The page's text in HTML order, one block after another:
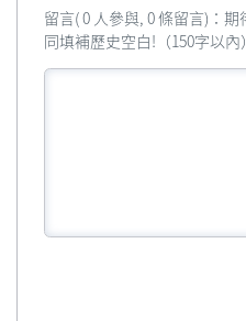
留言( 0 人參與, 0 條留言)：
同填補歷史空白!（150字以內